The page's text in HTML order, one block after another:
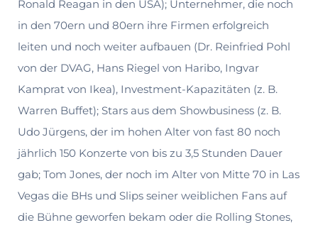
Ronald Reagan in den USA); Unternehmer, die noch
in den 70ern und 80ern ihre Firmen erfolgreich
leiten und noch weiter aufbauen (Dr. Reinfried Pohl
von der DVAG, Hans Riegel von Haribo, Ingvar
Kamprat von Ikea), Investment-Kapazitäten (z. B.
Warren Buffet); Stars aus dem Showbusiness (z. B.
Udo Jürgens, der im hohen Alter von fast 80 noch
jährlich 150 Konzerte von bis zu 3,5 Stunden Dauer
gab; Tom Jones, der noch im Alter von Mitte 70 in Las
Vegas die BHs und Slips seiner weiblichen Fans auf
die Bühne geworfen bekam oder die Rolling Stones,